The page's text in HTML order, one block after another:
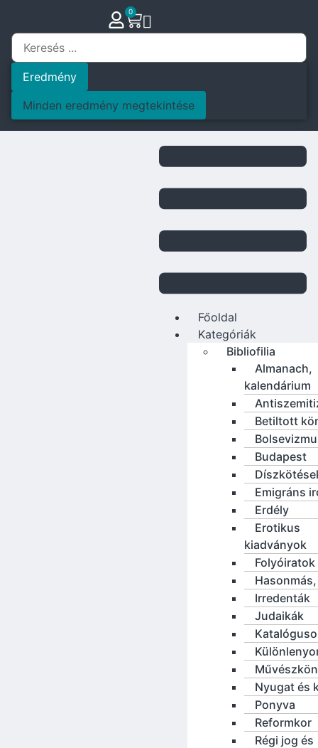
0
Eredmény
Minden eredmény megtekintése
Főoldal
Kategóriák
Bibliofilia
Almanach,
kalendárium
Betiltott
Budapest
Emigráns
Erdély
Erotikus
kiadványok
Folyóiratok
Irredenták
Judaikák
Nyugat és
Ponyva
Reformkor
Régi jog és